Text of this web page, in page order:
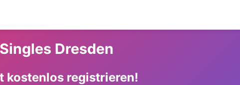
Singles Dresden
kostenlos registrieren!